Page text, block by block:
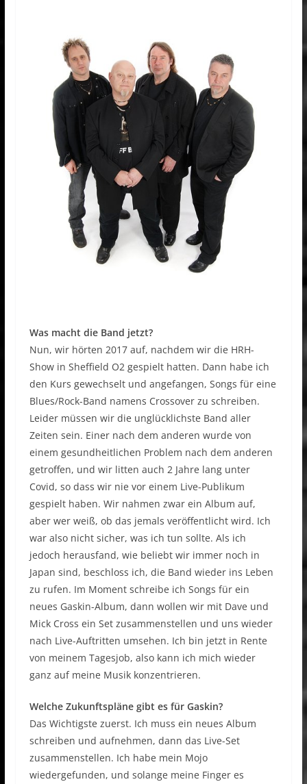
Was macht die Band jetzt?
Nun, wir hörten 2017 auf, nachdem wir die HRH-
Show in Sheffield O2 gespielt hatten. Dann habe ich
den Kurs gewechselt und angefangen, Songs für eine
Blues/Rock-Band namens Crossover zu schreiben.
Leider müssen wir die unglücklichste Band aller
Zeiten sein. Einer nach dem anderen wurde von
einem gesundheitlichen Problem nach dem anderen
getroffen, und wir litten auch 2 Jahre lang unter
Covid, so dass wir nie vor einem Live-Publikum
gespielt haben. Wir nahmen zwar ein Album auf,
aber wer weiß, ob das jemals veröffentlicht wird. Ich
war also nicht sicher, was ich tun sollte. Als ich
jedoch herausfand, wie beliebt wir immer noch in
Japan sind, beschloss ich, die Band wieder ins Leben
zu rufen. Im Moment schreibe ich Songs für ein
neues Gaskin-Album, dann wollen wir mit Dave und
Mick Cross ein Set zusammenstellen und uns wieder
nach Live-Auftritten umsehen. Ich bin jetzt in Rente
von meinem Tagesjob, also kann ich mich wieder
ganz auf meine Musik konzentrieren.
Welche Zukunftspläne gibt es für Gaskin?
Das Wichtigste zuerst. Ich muss ein neues Album
schreiben und aufnehmen, dann das Live-Set
zusammenstellen. Ich habe mein Mojo
wiedergefunden, und solange meine Finger es